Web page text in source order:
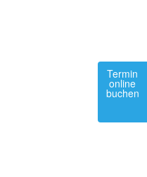
Termin
online
buchen